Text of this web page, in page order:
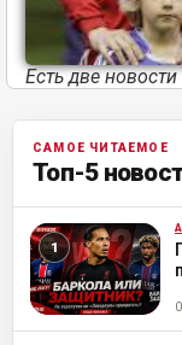
Есть две
САМОЕ ЧИТАЕМОЕ
Топ-5
ML